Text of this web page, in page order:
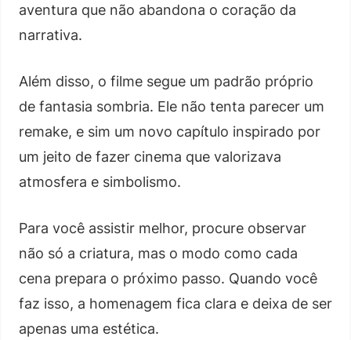
aventura que não abandona o coração da
narrativa.
Além disso, o filme segue um padrão próprio
de fantasia sombria. Ele não tenta parecer um
remake, e sim um novo capítulo inspirado por
um jeito de fazer cinema que valorizava
atmosfera e simbolismo.
Para você assistir melhor, procure observar
não só a criatura, mas o modo como cada
cena prepara o próximo passo. Quando você
faz isso, a homenagem fica clara e deixa de ser
apenas uma estética.